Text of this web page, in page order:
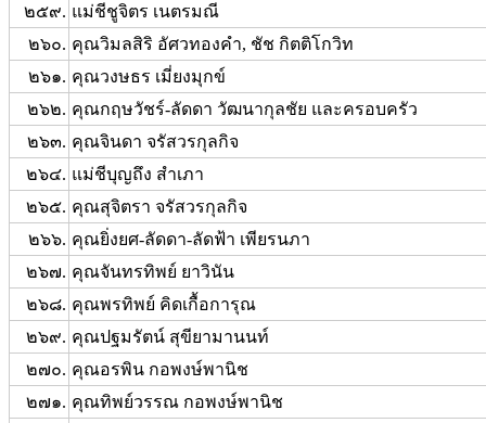
๒๕๙. แม่ชีชูจิตร เนตรมณี
๒๖๐. คุณวิมลสิริ อัศวทองคำ, ชัช กิตติโกวิท
๒๖๑. คุณวงษธร เมี่ยงมุกข์
๒๖๒. คุณกฤษวัชร์-ลัดดา วัฒนากุลชัย และครอบครัว
๒๖๓. คุณจินดา จรัสวรกุลกิจ
๒๖๔. แม่ชีบุญถึง สำเภา
๒๖๕. คุณสุจิตรา จรัสวรกุลกิจ
๒๖๖. คุณยิ่งยศ-ลัดดา-ลัดฟ้า เพียรนภา
๒๖๗. คุณจันทรทิพย์ ยาวินัน
๒๖๘. คุณพรทิพย์ คิดเกื้อการุณ
๒๖๙. คุณปฐมรัตน์ สุขียามานนท์
๒๗๐. คุณอรพิน กอพงษ์พานิช
๒๗๑. คุณทิพย์วรรณ กอพงษ์พานิช